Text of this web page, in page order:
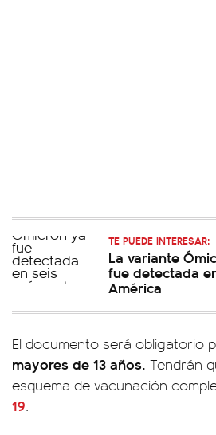
TE PUEDE INTERESAR:
La variante
fue detectada
América
El documento será obligatorio
mayores de 13 años. Tendrán
esquema de vacunación
19.